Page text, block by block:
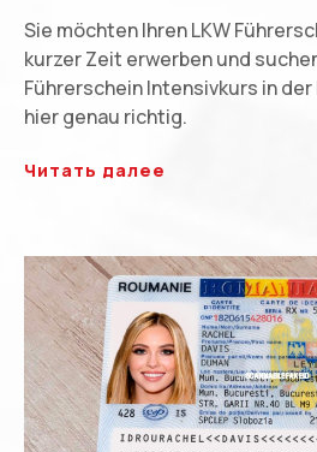
Sie möchten Ihren LKW
kurzer Zeit erwerben und
Führerschein Intensivkurs in der
hier genau richtig.
Читать далее